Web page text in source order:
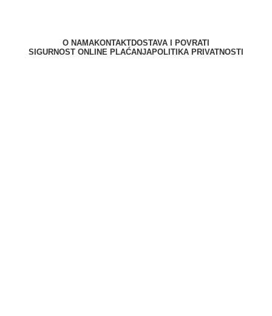
O NAMAKONTAKTDOSTAVA I POVRATI
SIGURNOST ONLINE PLAĆANJAPOLITIKA PRIVATNOSTI